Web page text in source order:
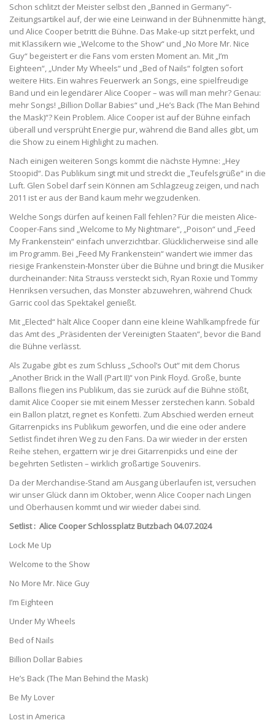
Schon schlitzt der Meister selbst den „Banned in Germany“-
Zeitungsartikel auf, der wie eine Leinwand in der Bühnenmitte hängt,
und Alice Cooper betritt die Bühne. Das Make-up sitzt perfekt, und
mit Klassikern wie „Welcome to the Show“ und „No More Mr. Nice
Guy“ begeistert er die Fans vom ersten Moment an. Mit „I’m
Eighteen“, „Under My Wheels“ und „Bed of Nails“ folgten sofort
weitere Hits. Ein wahres Feuerwerk an Songs, eine spielfreudige
Band und ein legendärer Alice Cooper – was will man mehr? Genau:
mehr Songs! „Billion Dollar Babies“ und „He’s Back (The Man Behind
the Mask)“? Kein Problem. Alice Cooper ist auf der Bühne einfach
überall und versprüht Energie pur, während die Band alles gibt, um
die Show zu einem Highlight zu machen.
Nach einigen weiteren Songs kommt die nächste Hymne: „Hey
Stoopid“. Das Publikum singt mit und streckt die „Teufelsgrüße“ in die
Luft. Glen Sobel darf sein Können am Schlagzeug zeigen, und nach
2011 ist er aus der Band kaum mehr wegzudenken.
Welche Songs dürfen auf keinen Fall fehlen? Für die meisten Alice-
Cooper-Fans sind „Welcome to My Nightmare“, „Poison“ und „Feed
My Frankenstein“ einfach unverzichtbar. Glücklicherweise sind alle
im Programm. Bei „Feed My Frankenstein“ wandert wie immer das
riesige Frankenstein-Monster über die Bühne und bringt die Musiker
durcheinander: Nita Strauss versteckt sich, Ryan Roxie und Tommy
Henriksen versuchen, das Monster abzuwehren, während Chuck
Garric cool das Spektakel genießt.
Mit „Elected“ hält Alice Cooper dann eine kleine Wahlkampfrede für
das Amt des „Präsidenten der Vereinigten Staaten“, bevor die Band
die Bühne verlässt.
Als Zugabe gibt es zum Schluss „School’s Out“ mit dem Chorus
„Another Brick in the Wall (Part II)“ von Pink Floyd. Große, bunte
Ballons fliegen ins Publikum, das sie zurück auf die Bühne stößt,
damit Alice Cooper sie mit einem Messer zerstechen kann. Sobald
ein Ballon platzt, regnet es Konfetti. Zum Abschied werden erneut
Gitarrenpicks ins Publikum geworfen, und die eine oder andere
Setlist findet ihren Weg zu den Fans. Da wir wieder in der ersten
Reihe stehen, ergattern wir je drei Gitarrenpicks und eine der
begehrten Setlisten – wirklich großartige Souvenirs.
Da der Merchandise-Stand am Ausgang überlaufen ist, versuchen
wir unser Glück dann im Oktober, wenn Alice Cooper nach Lingen
und Oberhausen kommt und wir wieder dabei sind.
Setlist : Alice Cooper Schlossplatz Butzbach 04.07.2024
Lock Me Up
Welcome to the Show
No More Mr. Nice Guy
I’m Eighteen
Under My Wheels
Bed of Nails
Billion Dollar Babies
He’s Back (The Man Behind the Mask)
Be My Lover
Lost in America